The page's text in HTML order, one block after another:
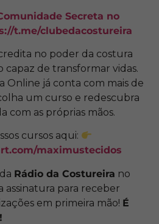
Secreta no
t.me/clubedacostureira
no poder da costura
de transformar vidas.
Online já conta com mais de
um curso e redescubra
com as próprias mãos.
cursos aqui:
maximustecidos
Rádio da Costureira no
assinatura para receber
em primeira mão! É